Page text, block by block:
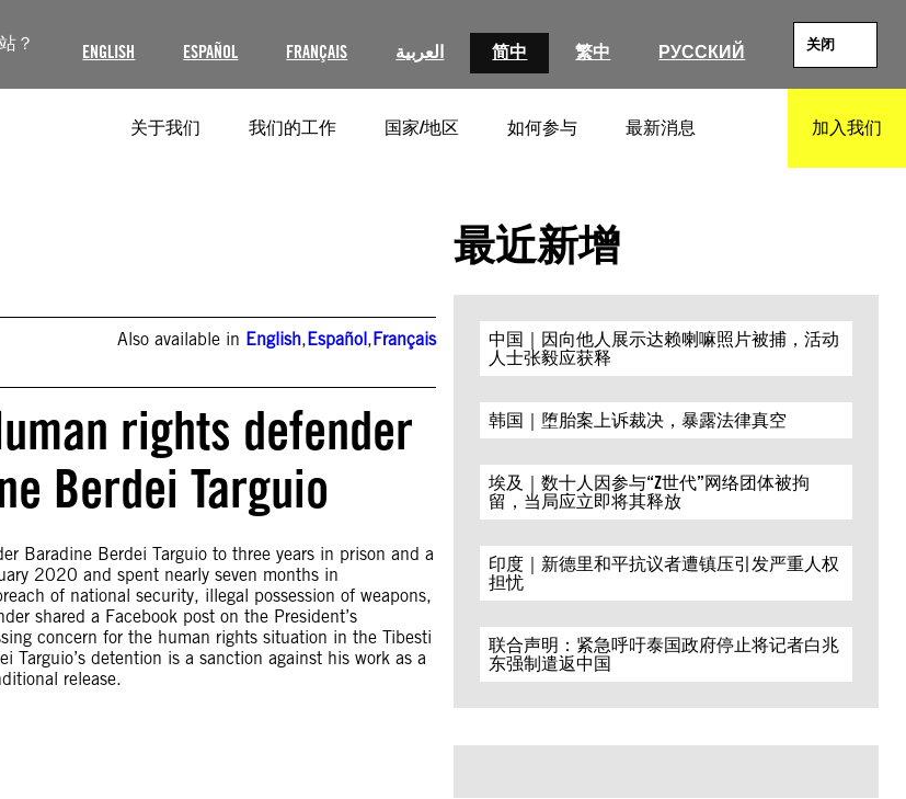
？ ENGLISH ESPAÑOL FRANÇAIS العربية 简中 繁中 РУССКИЙ 关闭
关于我们 我们的工作 国家/地区 如何参与 最新消息 加入我们
Also available in English,Español,Français
rights defender
Berdei Targuio
Baradine Berdei Targuio to three years in prison and a
2020 and spent nearly seven months in
of national security, illegal possession of weapons,
shared a Facebook post on the President’s
concern for the human rights situation in the Tibesti
detention is a sanction against his work as a
release.
最近新增
中国｜因向他人展示达赖喇嘛照片被捕，活动
人士张毅应获释
韩国｜堕胎案上诉裁决，暴露法律真空
埃及｜数十人因参与“Z世代”网络团体被拘
留，当局应立即将其释放
印度｜新德里和平抗议者遭镇压引发严重人权
担忧
联合声明：紧急呼吁泰国政府停止将记者白兆
东强制遣返中国